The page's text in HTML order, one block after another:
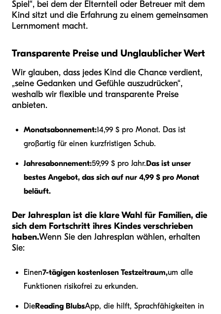
Spiel“, bei dem der Elternteil oder Betreuer mit dem
Kind sitzt und die Erfahrung zu einem gemeinsamen
Lernmoment macht.
Transparente Preise und Unglaublicher Wert
Wir glauben, dass jedes Kind die Chance verdient,
„seine Gedanken und Gefühle auszudrücken“,
weshalb wir flexible und transparente Preise
anbieten.
Monatsabonnement:14,99 $ pro Monat. Das ist
großartig für einen kurzfristigen Schub.
Jahresabonnement:59,99 $ pro Jahr.Das ist unser
bestes Angebot, das sich auf nur 4,99 $ pro Monat
beläuft.
Der Jahresplan ist die klare Wahl für Familien, die
sich dem Fortschritt ihres Kindes verschrieben
haben.Wenn Sie den Jahresplan wählen, erhalten
Sie:
Einen7-tägigen kostenlosen Testzeitraum,um alle
Funktionen risikofrei zu erkunden.
DieReading BlubsApp, die hilft, Sprachfähigkeiten in